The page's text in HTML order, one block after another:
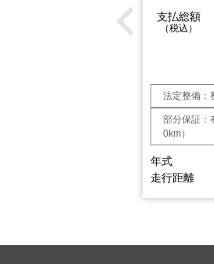
支払総額
（税込）
法定整備：
部分保証：
0km）
年式
走行距離